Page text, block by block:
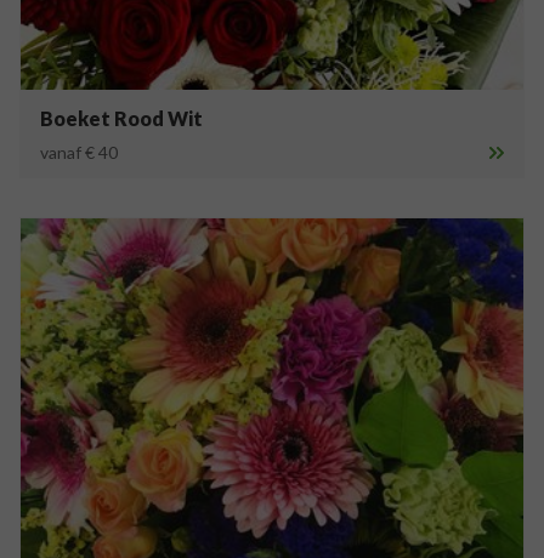
Boeket Rood Wit
vanaf € 40